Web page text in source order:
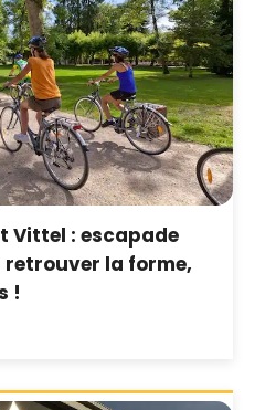
Vittel : escapade
la forme,
!